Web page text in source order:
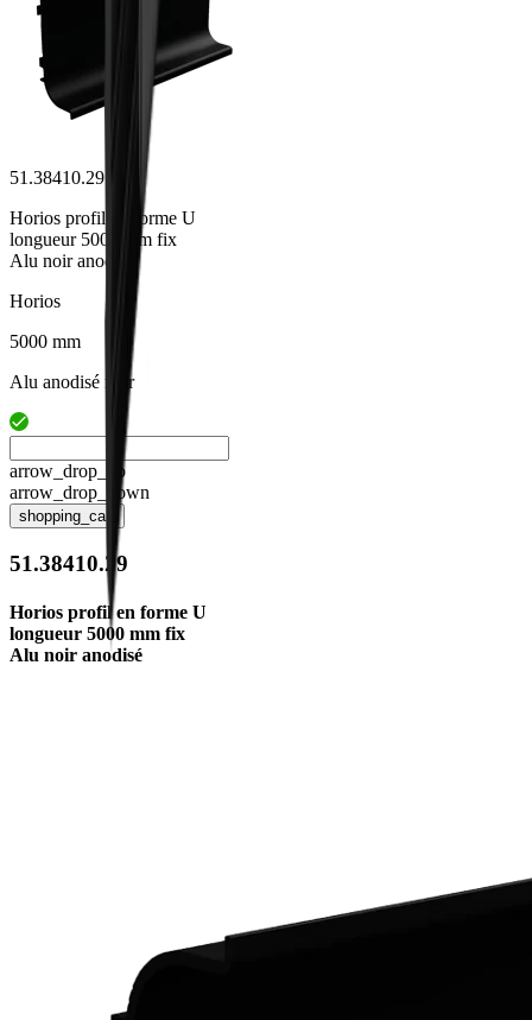
51.38410.29
Horios profil en forme U
longueur 5000 mm fix
Alu noir anodisé
Horios
5000 mm
Alu anodisé noir
arrow_drop_up
arrow_drop_down
shopping_cart
51.38410.29
Horios profil en forme U
longueur 5000 mm fix
Alu noir anodisé